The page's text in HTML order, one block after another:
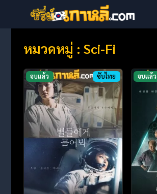
หมวดหมู่ : Sci-Fi
จบแล้ว ซับไทย จบแล้ว